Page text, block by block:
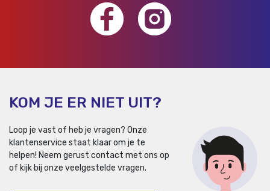
KOM JE ER NIET UIT?
Loop je vast of heb je vragen? Onze
klantenservice staat klaar om je te
helpen! Neem gerust contact met ons op
of kijk bij onze veelgestelde vragen.